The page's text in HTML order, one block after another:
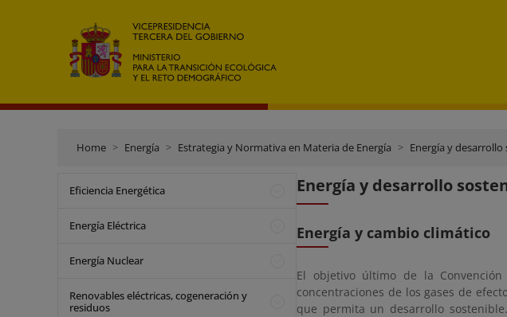
Home Energía Estrategia y Normativa en Materia de Energía Energía y
Eficiencia Energética
Energía Eléctrica
Energía Nuclear
Renovables eléctricas, cogeneración y
residuos
Energía y desarrollo
Energía y cambio climático
El objetivo último de la
concentraciones de los gases de
que permita un desarrollo